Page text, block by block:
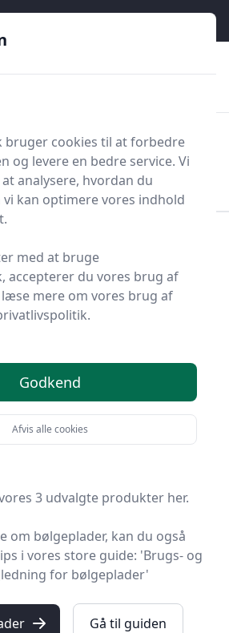
HandyGuiden
i
de 3 bedste her
du markedets bedste
udvalgt 3 produkter, så du nemt
kvalitet, tilbud på bølgeplader,
3 udvalgte produkter her.
om bølgeplader, kan du også
i vores store guide: 'Brugs- og
for bølgeplader'
Gå til guiden
bruger cookies til at forbedre
og levere en bedre service. Vi
analysere, hvordan du
vi kan optimere vores indhold
med at bruge
accepterer du vores brug af
mere om vores brug af
Godkend
Afvis alle cookies